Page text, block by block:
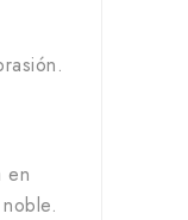
en